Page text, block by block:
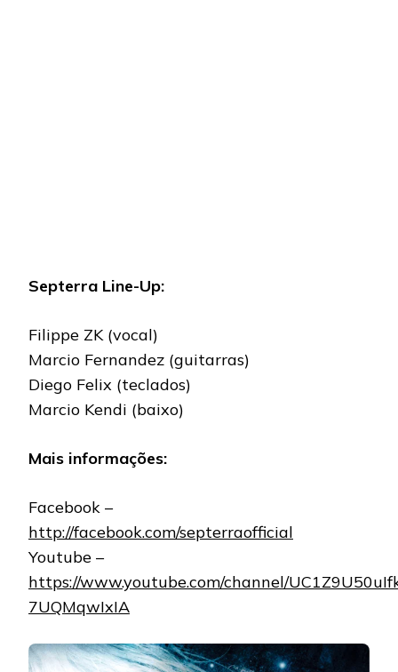
Septerra Line-Up:
Filippe ZK (vocal)
Marcio Fernandez (guitarras)
Diego Felix (teclados)
Marcio Kendi (baixo)
Mais informações:
Facebook –
http://facebook.com/septerraofficial
Youtube –
https://www.youtube.com/channel/
7UQMqwIxIA